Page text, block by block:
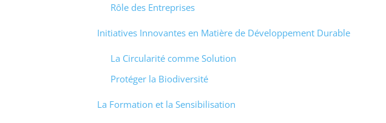
Rôle des Entreprises
Initiatives Innovantes en Matière de Développement Durable
La Circularité comme Solution
Protéger la Biodiversité
La Formation et la Sensibilisation